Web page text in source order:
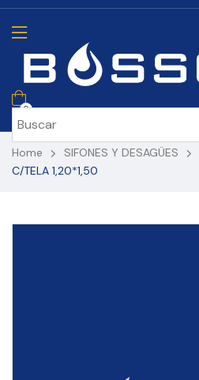
0
Home SIFONES Y DESAGÜES
C/TELA 1,20*1,50